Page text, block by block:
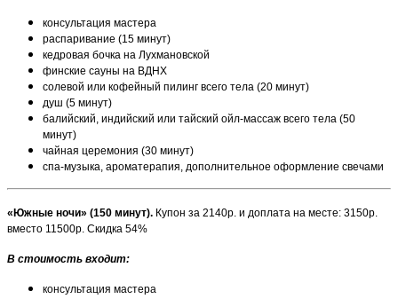
консультация мастера
распаривание (15 минут)
кедровая бочка на Лухмановской
финские сауны на ВДНХ
солевой или кофейный пилинг всего тела (20 минут)
душ (5 минут)
балийский, индийский или тайский ойл-массаж всего тела (50
минут)
чайная церемония (30 минут)
спа-музыка, ароматерапия, дополнительное оформление свечами
«Южные ночи» (150 минут). Купон за 2140р. и доплата на месте: 3150р.
вместо 11500р. Скидка 54%
В стоимость входит:
консультация мастера